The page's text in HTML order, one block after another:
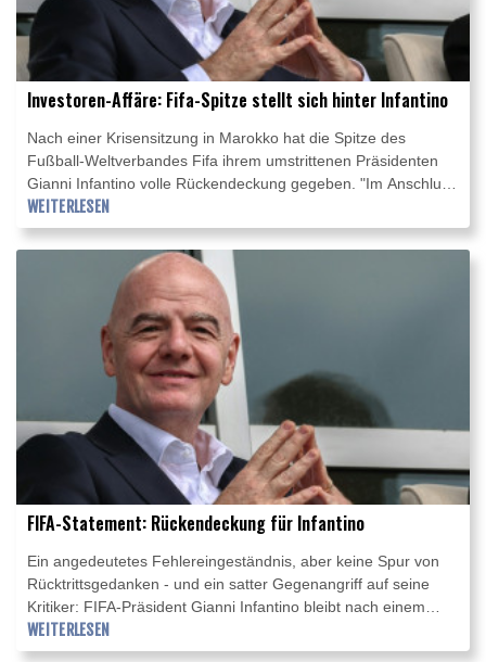
Investoren-Affäre: Fifa-Spitze stellt sich hinter Infantino
Nach einer Krisensitzung in Marokko hat die Spitze des
Fußball-Weltverbandes Fifa ihrem umstrittenen Präsidenten
Gianni Infantino volle Rückendeckung gegeben. "Im Anschluss
an ein Treffen in Rabat bekräftigten der Fifa-Generalsekretär
und die anwesenden Mitglieder der Fifa-Geschäftsleitung ihre
uneingeschränkte Unterstützung für Fifa-Präsident Gianni
Infantino", hieß es am späten Mittwochabend in einer
Erklärung. Zugleich wurden in der den Weltfußball in Atem
haltenden Investoren-Affäre "Fehler" eingestanden.
WEITERLESEN
FIFA-Statement: Rückendeckung für Infantino
Ein angedeutetes Fehlereingeständnis, aber keine Spur von
Rücktrittsgedanken - und ein satter Gegenangriff auf seine
Kritiker: FIFA-Präsident Gianni Infantino bleibt nach einem
Krisentreffen im Amt. Wie der Fußball-Weltverband am späten
Mittwochabend mitteilte, habe der 56-jährige Schweizer bei
WEITERLESEN